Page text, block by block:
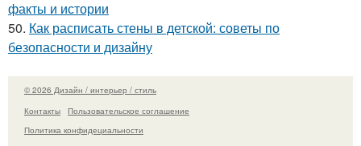
факты и истории
50. Как расписать стены в детской: советы по
безопасности и дизайну
© 2026 Дизайн / интерьер / стиль
Контакты
Пользовательское соглашение
Политика конфидециальности